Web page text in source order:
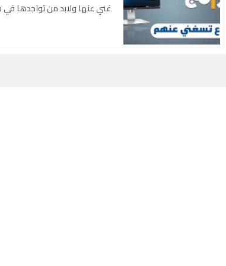
نظام Q4OS Linux البديل القادم لويندوز: نظام
خارق يُعيد الحياة لأجهزتك الضعيفة ويقلب كل
غني عنها ولابد من تواجدها